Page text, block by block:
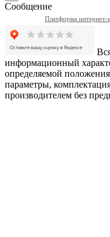
Сообщение
Платформа интернет-
информационный
определяемой
параметры,
производителем без